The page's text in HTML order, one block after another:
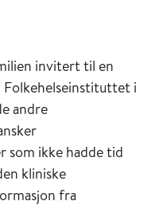
invitert til en
i
andre
som ikke hadde tid
kliniske
fra